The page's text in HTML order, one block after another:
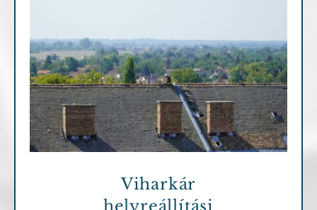
Archív cikkek
Viharkár
helyreállítási